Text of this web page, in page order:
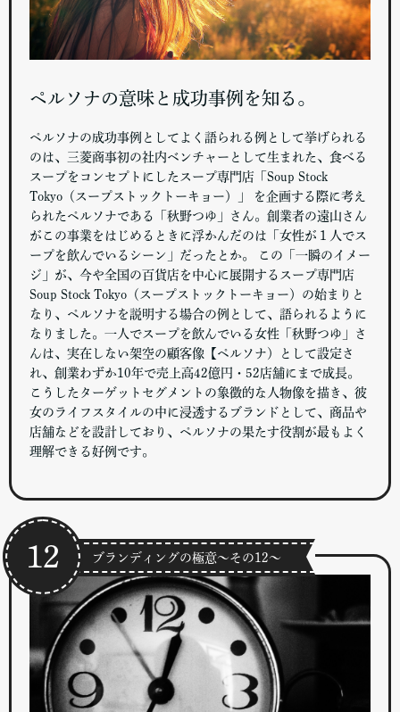
ペルソナの意味と成功事例を知る。
ペルソナの成功事例としてよく語られる例として挙げられる
のは、三菱商事初の社内ベンチャーとして生まれた、食べる
スープをコンセプトにしたスープ専門店「Soup Stock
Tokyo（スープストックトーキョー）」 を企画する際に考え
られたペルソナである「秋野つゆ」さん。創業者の遠山さん
がこの事業をはじめるときに浮かんだのは「女性が１人でス
ープを飲んでいるシーン」だったとか。 この「一瞬のイメー
ジ」が、今や全国の百貨店を中心に展開するスープ専門店
Soup Stock Tokyo（スープストックトーキョー）の始まりと
なり、ペルソナを説明する場合の例として、語られるように
なりました。一人でスープを飲んでいる女性「秋野つゆ」さ
んは、実在しない架空の顧客像【ペルソナ）として設定さ
れ、創業わずか10年で売上高42億円・52店舗にまで成長。
こうしたターゲットセグメントの象徴的な人物像を描き、彼
女のライフスタイルの中に浸透するブランドとして、商品や
店舗などを設計しており、ペルソナの果たす役割が最もよく
理解できる好例です。
ブランディングの極意～その12～
12